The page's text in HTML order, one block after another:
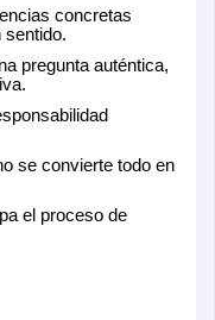
concretas
sentido.
pregunta auténtica,
se convierte todo en
el proceso de